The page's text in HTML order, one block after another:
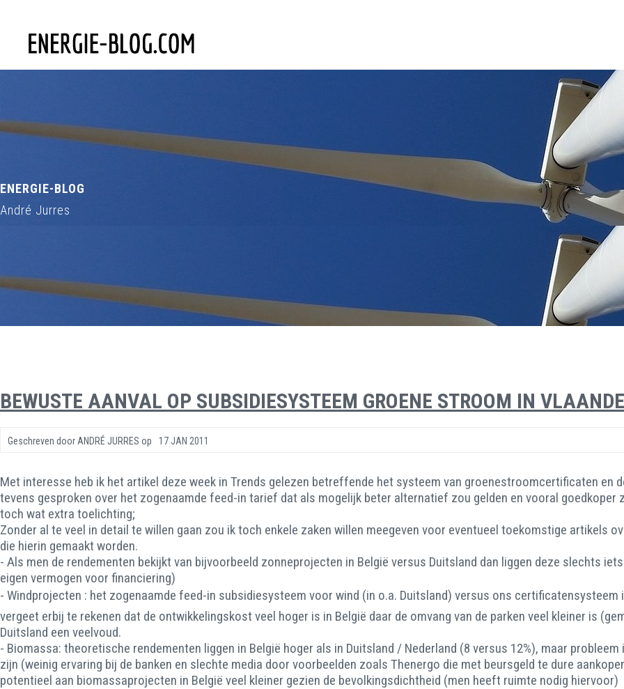
ENERGIE-BLOG
André Jurres
BEWUSTE AANVAL OP SUBSIDIESYSTEEM GROENE STROOM IN
Geschreven door ANDRÉ JURRES op 17 JAN 2011
Met interesse heb ik het artikel deze week in Trends gelezen betreffende het systeem van groenestroomcertificaten en
tevens gesproken over het zogenaamde feed-in tarief dat als mogelijk beter alternatief zou gelden en vooral
toch wat extra toelichting;
Zonder al te veel in detail te willen gaan zou ik toch enkele zaken willen meegeven voor eventueel toekomstige artikels
die hierin gemaakt worden.
- Als men de rendementen bekijkt van bijvoorbeeld zonneprojecten in België versus Duitsland dan liggen deze slechts
eigen vermogen voor financiering)
- Windprojecten : het zogenaamde feed-in subsidiesysteem voor wind (in o.a. Duitsland) versus ons
vergeet erbij te rekenen dat de ontwikkelingskost veel hoger is in België daar de omvang van de parken veel kleiner is
Duitsland een veelvoud.
- Biomassa: theoretische rendementen liggen in België hoger als in Duitsland / Nederland (8 versus 12%), maar
zijn (weinig ervaring bij de banken en slechte media door voorbeelden zoals Thenergo die met beursgeld te dure
potentieel aan biomassaprojecten in België veel kleiner gezien de bevolkingsdichtheid (men heeft ruimte nodig hiervoor)